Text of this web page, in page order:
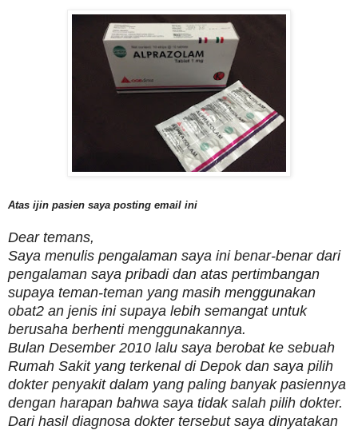
Atas ijin pasien saya posting email ini
Dear temans,
Saya menulis pengalaman saya ini benar-benar dari
pengalaman saya pribadi dan atas pertimbangan
supaya teman-teman yang masih menggunakan
obat2 an jenis ini supaya lebih semangat untuk
berusaha berhenti menggunakannya.
Bulan Desember 2010 lalu saya berobat ke sebuah
Rumah Sakit yang terkenal di Depok dan saya pilih
dokter penyakit dalam yang paling banyak pasiennya
dengan harapan bahwa saya tidak salah pilih dokter.
Dari hasil diagnosa dokter tersebut saya dinyatakan